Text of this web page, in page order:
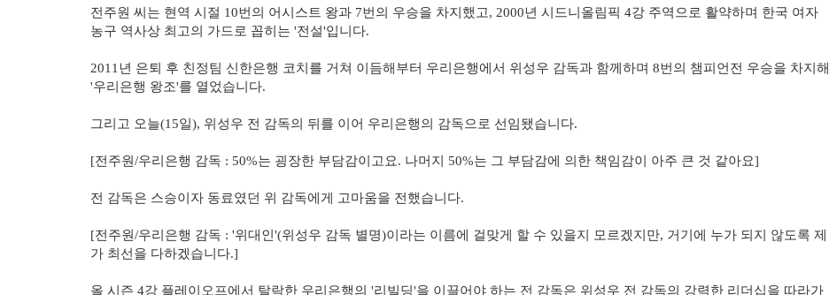
전주원 씨는 현역 시절 10번의 어시스트 왕과 7번의 우승을 차지했고, 2000년 시드니올림픽 4강 주역으로 활약하며 한국 여자
농구 역사상 최고의 가드로 꼽히는 '전설'입니다.
2011년 은퇴 후 친정팀 신한은행 코치를 거쳐 이듬해부터 우리은행에서 위성우 감독과 함께하며 8번의 챔피언전 우승을 차지해
'우리은행 왕조'를 열었습니다.
그리고 오늘(15일), 위성우 전 감독의 뒤를 이어 우리은행의 감독으로 선임됐습니다.
[전주원/우리은행 감독 : 50%는 굉장한 부담감이고요. 나머지 50%는 그 부담감에 의한 책임감이 아주 큰 것 같아요]
전 감독은 스승이자 동료였던 위 감독에게 고마움을 전했습니다.
[전주원/우리은행 감독 : '위대인'(위성우 감독 별명)이라는 이름에 걸맞게 할 수 있을지 모르겠지만, 거기에 누가 되지 않도록 제
가 최선을 다하겠습니다.]
올 시즌 4강 플레이오프에서 탈락한 우리은행의 '리빌딩'을 이끌어야 하는 전 감독은 위성우 전 감독의 강력한 리더십을 따라가